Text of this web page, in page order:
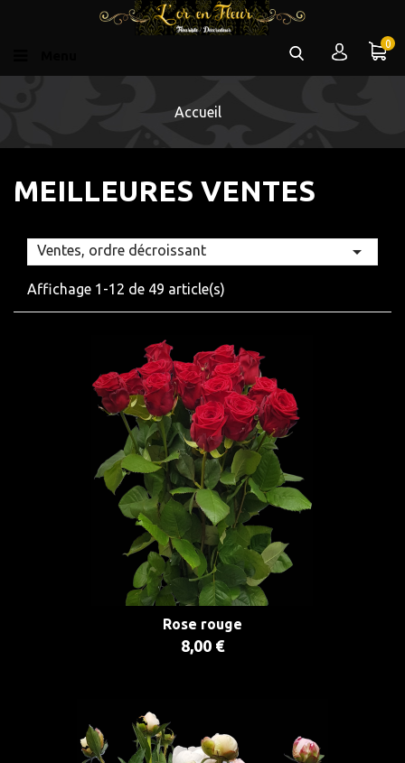
0
Accueil
MEILLEURES VENTES
Ventes, ordre décroissant 
Affichage 1-12 de 49 article(s)
Rose rouge
8,00 €